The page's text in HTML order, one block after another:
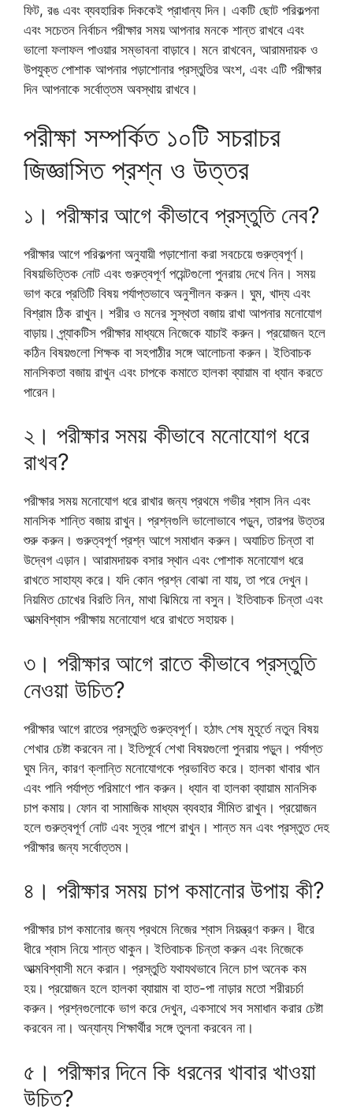
ফিট, রঙ এবং ব্যবহারিক দিককেই প্রাধান্য দিন। একটি ছোট পরিকল্পনা
এবং সচেতন নির্বাচন পরীক্ষার সময় আপনার মনকে শান্ত রাখবে এবং
ভালো ফলাফল পাওয়ার সম্ভাবনা বাড়াবে। মনে রাখবেন, আরামদায়ক ও
উপযুক্ত পোশাক আপনার পড়াশোনার প্রস্তুতির অংশ, এবং এটি পরীক্ষার
দিন আপনাকে সর্বোত্তম অবস্থায় রাখবে।
পরীক্ষা সম্পর্কিত ১০টি সচরাচর
জিজ্ঞাসিত প্রশ্ন ও উত্তর
১। পরীক্ষার আগে কীভাবে প্রস্তুতি নেব?
পরীক্ষার আগে পরিকল্পনা অনুযায়ী পড়াশোনা করা সবচেয়ে গুরুত্বপূর্ণ।
বিষয়ভিত্তিক নোট এবং গুরুত্বপূর্ণ পয়েন্টগুলো পুনরায় দেখে নিন। সময়
ভাগ করে প্রতিটি বিষয় পর্যাপ্তভাবে অনুশীলন করুন। ঘুম, খাদ্য এবং
বিশ্রাম ঠিক রাখুন। শরীর ও মনের সুস্থতা বজায় রাখা আপনার মনোযোগ
বাড়ায়। প্র্যাকটিস পরীক্ষার মাধ্যমে নিজেকে যাচাই করুন। প্রয়োজন হলে
কঠিন বিষয়গুলো শিক্ষক বা সহপাঠীর সঙ্গে আলোচনা করুন। ইতিবাচক
মানসিকতা বজায় রাখুন এবং চাপকে কমাতে হালকা ব্যায়াম বা ধ্যান করতে
পারেন।
২। পরীক্ষার সময় কীভাবে মনোযোগ ধরে
রাখব?
পরীক্ষার সময় মনোযোগ ধরে রাখার জন্য প্রথমে গভীর শ্বাস নিন এবং
মানসিক শান্তি বজায় রাখুন। প্রশ্নগুলি ভালোভাবে পড়ুন, তারপর উত্তর
শুরু করুন। গুরুত্বপূর্ণ প্রশ্ন আগে সমাধান করুন। অযাচিত চিন্তা বা
উদ্বেগ এড়ান। আরামদায়ক বসার স্থান এবং পোশাক মনোযোগ ধরে
রাখতে সাহায্য করে। যদি কোন প্রশ্ন বোঝা না যায়, তা পরে দেখুন।
নিয়মিত চোখের বিরতি নিন, মাথা ঝিমিয়ে না বসুন। ইতিবাচক চিন্তা এবং
আত্মবিশ্বাস পরীক্ষায় মনোযোগ ধরে রাখতে সহায়ক।
৩। পরীক্ষার আগে রাতে কীভাবে প্রস্তুতি
নেওয়া উচিত?
পরীক্ষার আগে রাতের প্রস্তুতি গুরুত্বপূর্ণ। হঠাৎ শেষ মুহূর্তে নতুন বিষয়
শেখার চেষ্টা করবেন না। ইতিপূর্বে শেখা বিষয়গুলো পুনরায় পড়ুন। পর্যাপ্ত
ঘুম নিন, কারণ ক্লান্তি মনোযোগকে প্রভাবিত করে। হালকা খাবার খান
এবং পানি পর্যাপ্ত পরিমাণে পান করুন। ধ্যান বা হালকা ব্যায়াম মানসিক
চাপ কমায়। ফোন বা সামাজিক মাধ্যম ব্যবহার সীমিত রাখুন। প্রয়োজন
হলে গুরুত্বপূর্ণ নোট এবং সূত্র পাশে রাখুন। শান্ত মন এবং প্রস্তুত দেহ
পরীক্ষার জন্য সর্বোত্তম।
৪। পরীক্ষার সময় চাপ কমানোর উপায় কী?
পরীক্ষার চাপ কমানোর জন্য প্রথমে নিজের শ্বাস নিয়ন্ত্রণ করুন। ধীরে
ধীরে শ্বাস নিয়ে শান্ত থাকুন। ইতিবাচক চিন্তা করুন এবং নিজেকে
আত্মবিশ্বাসী মনে করান। প্রস্তুতি যথাযথভাবে নিলে চাপ অনেক কম
হয়। প্রয়োজন হলে হালকা ব্যায়াম বা হাত-পা নাড়ার মতো শরীরচর্চা
করুন। প্রশ্নগুলোকে ভাগ করে দেখুন, একসাথে সব সমাধান করার চেষ্টা
করবেন না। অন্যান্য শিক্ষার্থীর সঙ্গে তুলনা করবেন না।
৫। পরীক্ষার দিনে কি ধরনের খাবার খাওয়া
উচিত?